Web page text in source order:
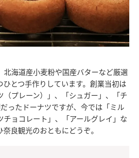
北海道産小麦粉や国産バターなど厳選
ひとつ手作りしています。創業当初は
（プレーン）」、「シュガー」、「チ
ったドーナツですが、今では「ミル
チョコレート」、「アールグレイ」な
良観光のおともにどうぞ。